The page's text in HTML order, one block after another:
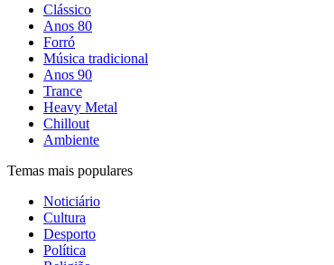
Clássico
Anos 80
Forró
Música tradicional
Anos 90
Trance
Heavy Metal
Chillout
Ambiente
Temas mais populares
Noticiário
Cultura
Desporto
Política